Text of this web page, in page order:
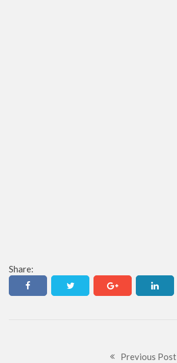
Share:
Previous Post